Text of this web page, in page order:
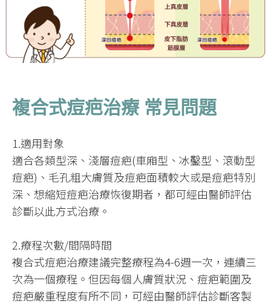
複合式痘疤治療 常見問題
1.適用對象
適合各類型深、淺層痘疤(車廂型、冰鑿型、滾動型
痘疤)、毛孔粗大膚質及痘疤面積較大或是痘疤特別
深、想縮短痘疤治療恢復期者，都可經由醫師評估
診斷以此方式治療。
2.療程次數/間隔時間
複合式痘疤治療建議完整療程為4-6週一次，連續三
次為一個療程。但因每個人膚質狀況、痘疤範圍及
痘疤嚴重程度有所不同，可經由醫師評估診斷客製